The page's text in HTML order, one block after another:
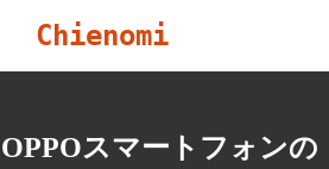
Chienomi
OPPOスマートフォンの